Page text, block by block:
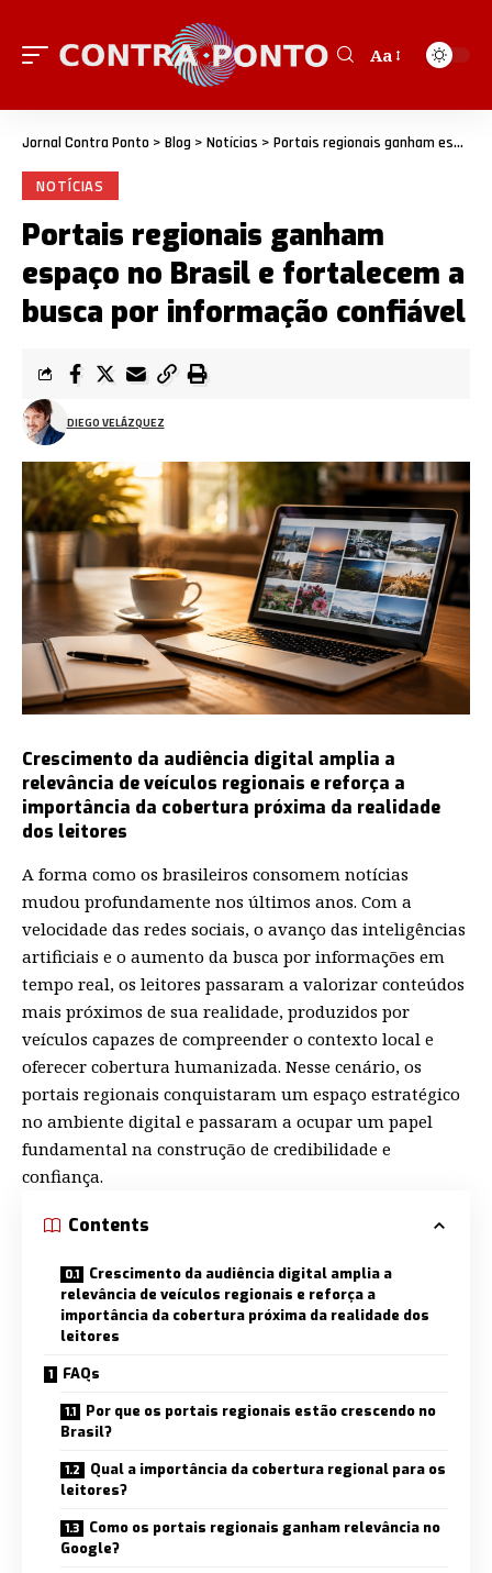
Aa
Jornal Contra Ponto > Blog > Notícias > Portais regionais ganham espaço no Brasil e fortalecem a busca por informação confiável
NOTÍCIAS
Portais regionais ganham
espaço no Brasil e fortalecem a
busca por informação confiável
DIEGO VELÁZQUEZ
Crescimento da audiência digital amplia a
relevância de veículos regionais e reforça a
importância da cobertura próxima da realidade
dos leitores
A forma como os brasileiros consomem notícias
mudou profundamente nos últimos anos. Com a
velocidade das redes sociais, o avanço das inteligências
artificiais e o aumento da busca por informações em
tempo real, os leitores passaram a valorizar conteúdos
mais próximos de sua realidade, produzidos por
veículos capazes de compreender o contexto local e
oferecer cobertura humanizada. Nesse cenário, os
portais regionais conquistaram um espaço estratégico
no ambiente digital e passaram a ocupar um papel
fundamental na construção de credibilidade e
confiança.
Contents
Crescimento da audiência digital amplia a
relevância de veículos regionais e reforça a
importância da cobertura próxima da realidade dos
leitores
FAQs
Por que os portais regionais estão crescendo no
Brasil?
Qual a importância da cobertura regional para os
leitores?
Como os portais regionais ganham relevância no
Google?